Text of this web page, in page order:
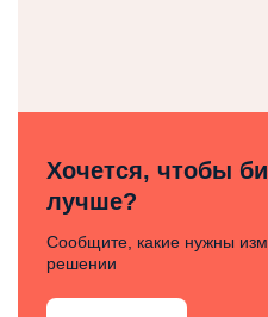
Хочется, чтобы
лучше?
Сообщите, какие нужны
решении